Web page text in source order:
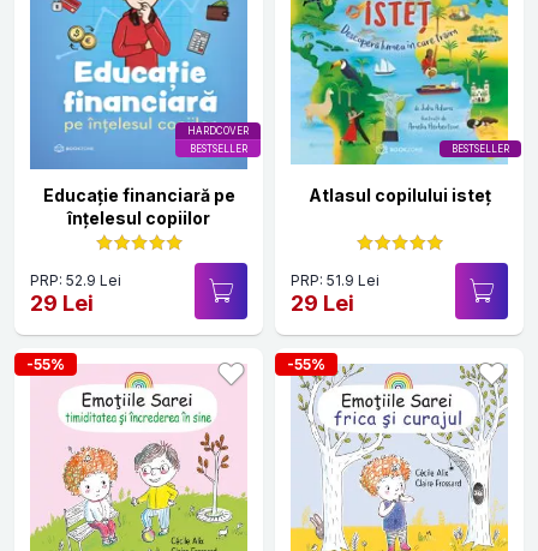
HARDCOVER
BESTSELLER
Educație financiară pe
înțelesul copiilor
PRP: 52.9 Lei
29 Lei
BESTSELLER
Atlasul copilului isteț
PRP: 51.9 Lei
29 Lei
-55% -55%